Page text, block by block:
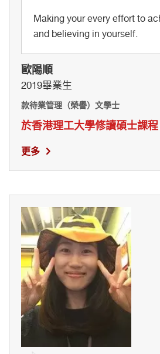
歐陽順
2019畢業生
款待業管理（榮譽）文學士
於香港理工大學修讀碩士課程
Making your every effort to
and believing in yourself.
更多